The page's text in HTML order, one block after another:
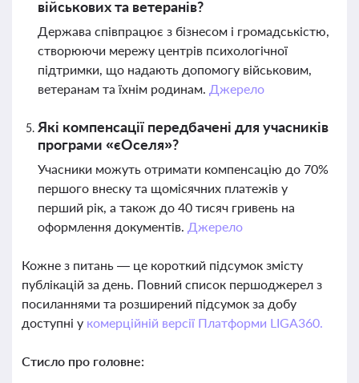
військових та ветеранів?
Держава співпрацює з бізнесом і громадськістю,
створюючи мережу центрів психологічної
підтримки, що надають допомогу військовим,
ветеранам та їхнім родинам. Джерело
Які компенсації передбачені для учасників
програми «єОселя»?
Учасники можуть отримати компенсацію до 70%
першого внеску та щомісячних платежів у
перший рік, а також до 40 тисяч гривень на
оформлення документів. Джерело
Кожне з питань — це короткий підсумок змісту
публікацій за день. Повний список першоджерел з
посиланнями та розширений підсумок за добу
доступні у комерційній версії Платформи LIGA360.
Стисло про головне: